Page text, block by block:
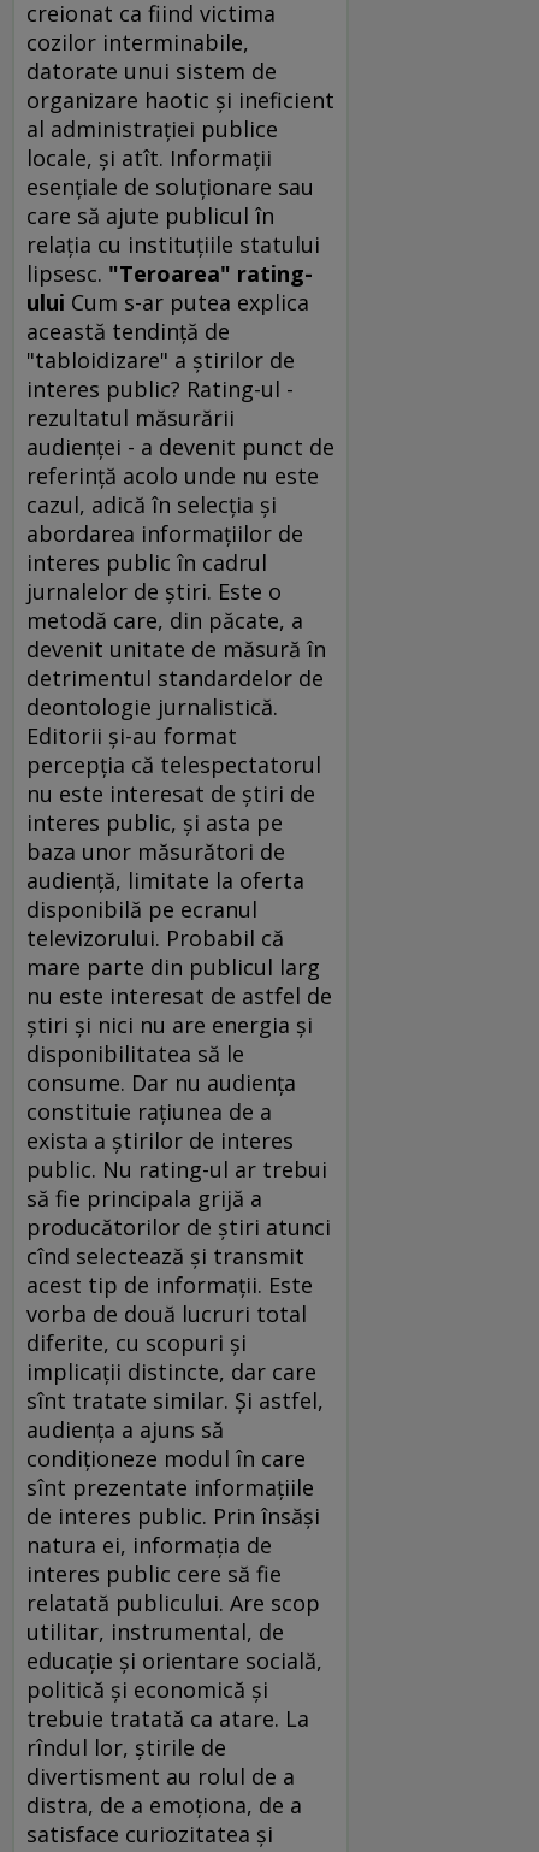
creionat ca fiind victima
cozilor interminabile,
datorate unui sistem de
organizare haotic şi ineficient
al administraţiei publice
locale, şi atît. Informaţii
esenţiale de soluţionare sau
care să ajute publicul în
relaţia cu instituţiile statului
lipsesc. "Teroarea" rating-
ului Cum s-ar putea explica
această tendinţă de
"tabloidizare" a ştirilor de
interes public? Rating-ul -
rezultatul măsurării
audienţei - a devenit punct de
referinţă acolo unde nu este
cazul, adică în selecţia şi
abordarea informaţiilor de
interes public în cadrul
jurnalelor de ştiri. Este o
metodă care, din păcate, a
devenit unitate de măsură în
detrimentul standardelor de
deontologie jurnalistică.
Editorii şi-au format
percepţia că telespectatorul
nu este interesat de ştiri de
interes public, şi asta pe
baza unor măsurători de
audienţă, limitate la oferta
disponibilă pe ecranul
televizorului. Probabil că
mare parte din publicul larg
nu este interesat de astfel de
ştiri şi nici nu are energia şi
disponibilitatea să le
consume. Dar nu audienţa
constituie raţiunea de a
exista a ştirilor de interes
public. Nu rating-ul ar trebui
să fie principala grijă a
producătorilor de ştiri atunci
cînd selectează şi transmit
acest tip de informaţii. Este
vorba de două lucruri total
diferite, cu scopuri şi
implicaţii distincte, dar care
sînt tratate similar. Şi astfel,
audienţa a ajuns să
condiţioneze modul în care
sînt prezentate informaţiile
de interes public. Prin însăşi
natura ei, informaţia de
interes public cere să fie
relatată publicului. Are scop
utilitar, instrumental, de
educaţie şi orientare socială,
politică şi economică şi
trebuie tratată ca atare. La
rîndul lor, ştirile de
divertisment au rolul de a
distra, de a emoţiona, de a
satisface curiozitatea şi